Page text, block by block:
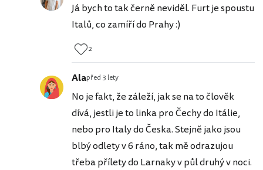
Já bych to tak černě neviděl. Furt je spoustu
Italů, co zamíří do Prahy :)
2
Alapřed 3 lety
No je fakt, že záleží, jak se na to člověk
dívá, jestli je to linka pro Čechy do Itálie,
nebo pro Italy do Česka. Stejně jako jsou
blbý odlety v 6 ráno, tak mě odrazujou
třeba přílety do Larnaky v půl druhý v noci.